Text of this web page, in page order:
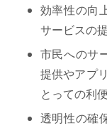
効率性の向
サービスの
市民へのサ
提供やアプ
とっての利
透明性の確